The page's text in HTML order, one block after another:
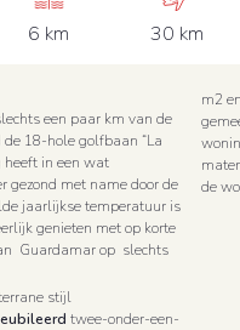
6 km 30 km
een paar km van de
18-hole golfbaan “La
heeft in een wat
gezond met name door de
jaarlijkse temperatuur is
genieten met op korte
Guardamar op slechts
stijl
twee-onder-een-
m2
de